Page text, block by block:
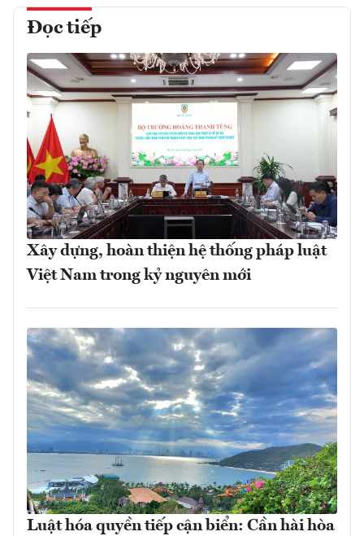
Đọc tiếp
Xây dựng, hoàn thiện hệ thống pháp luật
Việt Nam trong kỷ nguyên mới
Luật hóa quyền tiếp cận biển: Cần hài hòa